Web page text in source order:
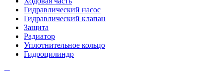
Гидравлический насос
Гидравлический клапан
Защита
Радиатор
Уплотнительное кольцо
Гидроцилиндр